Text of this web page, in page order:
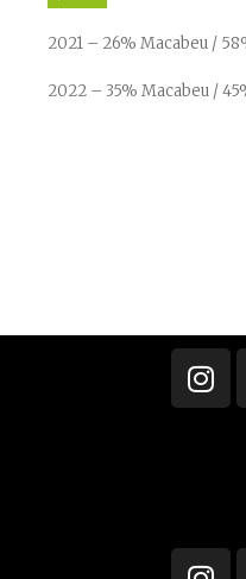
2021 – 26% Macabeu /
2022 – 35% Macabeu /